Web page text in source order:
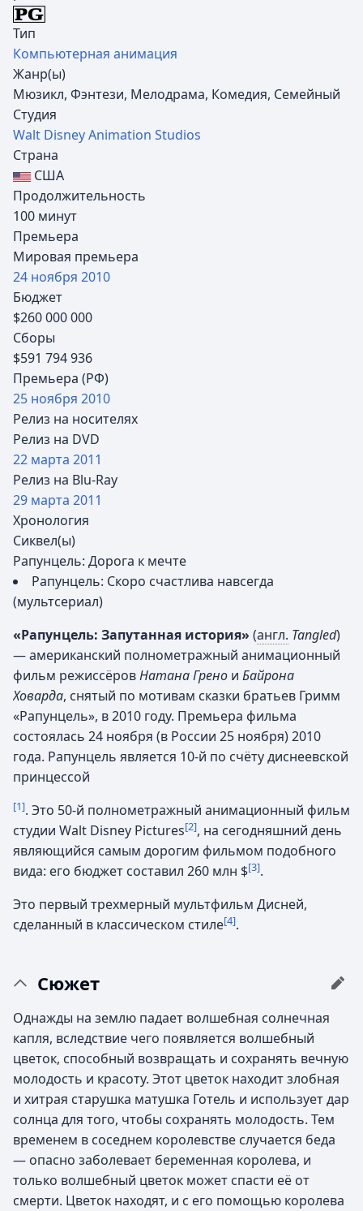
Тип
Компьютерная анимация
Жанр(ы)
Мюзикл, Фэнтези, Мелодрама, Комедия, Семейный
Студия
Walt Disney Animation Studios
Страна
США
Продолжительность
100 минут
Премьера
Мировая премьера
24 ноября 2010
Бюджет
$260 000 000
Сборы
$591 794 936
Премьера (РФ)
25 ноября 2010
Релиз на носителях
Релиз на DVD
22 марта 2011
Релиз на Blu-Ray
29 марта 2011
Хронология
Сиквел(ы)
Рапунцель: Дорога к мечте
Рапунцель: Скоро счастлива навсегда
(мультсериал)
«Рапунцель: Запутанная история» (англ. Tangled)
— американский полнометражный анимационный
фильм режиссёровНатана Грено и Байрона
Ховарда, снятый по мотивам сказки братьев Гримм
«Рапунцель», в 2010 году. Премьера фильма
состоялась 24 ноября (в России 25 ноября) 2010
года. Рапунцель является 10-й по счёту диснеевской
принцессой
[1]. Это 50-й полнометражный анимационный фильм
студии Walt Disney Pictures[2], на сегодняшний день
являющийся самым дорогим фильмом подобного
вида: его бюджет составил 260 млн $[3].
Это первый трехмерный мультфильм Дисней,
сделанный в классическом стиле[4].
Сюжет
Однажды на землю падает волшебная солнечная
капля, вследствие чего появляется волшебный
цветок, способный возвращать и сохранять вечную
молодость и красоту. Этот цветок находит злобная
и хитрая старушка матушка Готель и использует дар
солнца для того, чтобы сохранять молодость. Тем
временем в соседнем королевстве случается беда
— опасно заболевает беременная королева, и
только волшебный цветок может спасти её от
смерти. Цветок находят, и с его помощью королева